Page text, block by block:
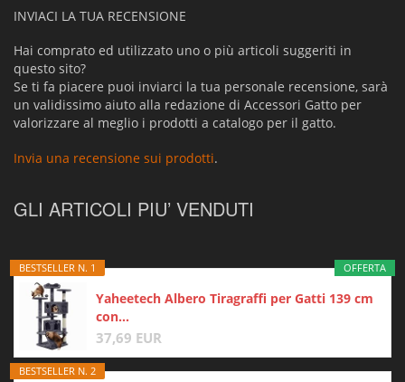
INVIACI LA TUA RECENSIONE
Hai comprato ed utilizzato uno o più articoli suggeriti in
questo sito?
Se ti fa piacere puoi inviarci la tua personale recensione, sarà
un validissimo aiuto alla redazione di Accessori Gatto per
valorizzare al meglio i prodotti a catalogo per il gatto.
Invia una recensione sui prodotti.
GLI ARTICOLI PIU’ VENDUTI
OFFERTA
BESTSELLER N. 1
Yaheetech Albero Tiragraffi per Gatti 139 cm
con...
37,69 EUR
BESTSELLER N. 2